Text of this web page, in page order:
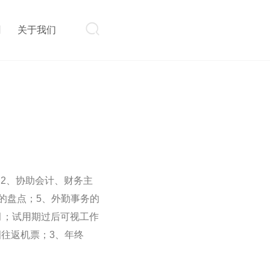

关于我们
、协助会计、财务主
盘点；5、外勤事务的
试用期过后可视工作
返机票；3、年终